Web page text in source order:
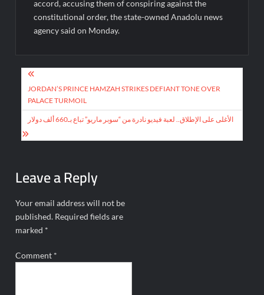
accord, accusing them of conspiring against the
constitutional order, the state-owned Anadolu news
agency said on Monday.
Post
navigation
JORDAN’S PRINCE HAMZAH STRIKES DEFIANT TONE OVER
PALACE TURMOIL
الأغلى على الإطلاق.. لعبة فيديو نادرة من “سوبر ماريو” تباع بـ660 ألف دولار
Leave a Reply
Your email address will not be
published. Required fields are
marked *
Comment *